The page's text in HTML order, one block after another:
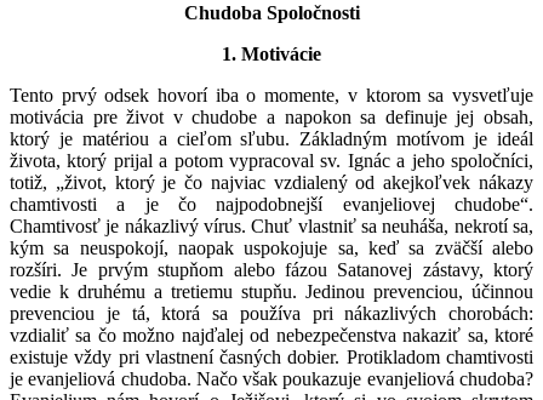
Chudoba Spoločnosti
1. Motivácie
Tento prvý odsek hovorí iba o momente, v ktorom sa vysvetľuje
motivácia pre život v chudobe a napokon sa definuje jej obsah,
ktorý je matériou a cieľom sľubu. Základným motívom je ideál
života, ktorý prijal a potom vypracoval sv. Ignác a jeho spoločníci,
totiž, „život, ktorý je čo najviac vzdialený od akejkoľvek nákazy
chamtivosti a je čo najpodobnejší evanjeliovej chudobe“.
Chamtivosť je nákazlivý vírus. Chuť vlastniť sa neuháša, nekrotí sa,
kým sa neuspokojí, naopak uspokojuje sa, keď sa zväčší alebo
rozšíri. Je prvým stupňom alebo fázou Satanovej zástavy, ktorý
vedie k druhému a tretiemu stupňu. Jedinou prevenciou, účinnou
prevenciou je tá, ktorá sa používa pri nákazlivých chorobách:
vzdialiť sa čo možno najďalej od nebezpečenstva nakaziť sa, ktoré
existuje vždy pri vlastnení časných dobier. Protikladom chamtivosti
je evanjeliová chudoba. Načo však poukazuje evanjeliová chudoba?